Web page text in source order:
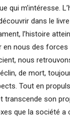
qui m’intéresse.
dans le livre
l’histoire
en nous des
nous
de mort,
Tout en
son
que la société a